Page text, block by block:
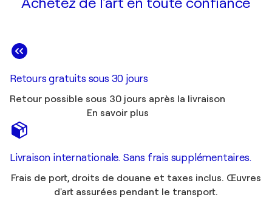
Retours gratuits sous 30 jours
Retour possible sous 30 jours après la livraison
En savoir plus
Livraison internationale. Sans frais supplémentaires.
Frais de port, droits de douane et taxes inclus. Œuvres
d'art assurées pendant le transport.